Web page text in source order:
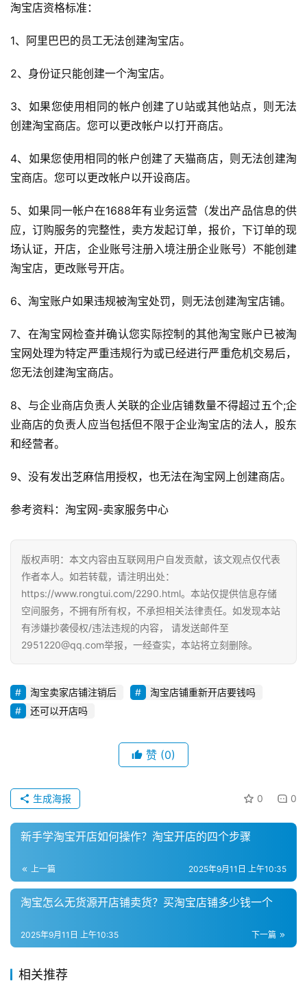
淘宝店资格标准：
1、阿里巴巴的员工无法创建淘宝店。
2、身份证只能创建一个淘宝店。
3、如果您使用相同的帐户创建了U站或其他站点，则无法
创建淘宝商店。您可以更改帐户以打开商店。
4、如果您使用相同的帐户创建了天猫商店，则无法创建淘
宝商店。您可以更改帐户以开设商店。
5、如果同一帐户在1688年有业务运营（发出产品信息的供
应，订购服务的完整性，卖方发起订单，报价，下订单的现
场认证，开店，企业账号注册入境注册企业账号）不能创建
淘宝店，更改账号开店。
6、淘宝账户如果违规被淘宝处罚，则无法创建淘宝店铺。
7、在淘宝网检查并确认您实际控制的其他淘宝账户已被淘
宝网处理为特定严重违规行为或已经进行严重危机交易后，
您无法创建淘宝商店。
8、与企业商店负责人关联的企业店铺数量不得超过五个;企
业商店的负责人应当包括但不限于企业淘宝店的法人，股东
和经营者。
9、没有发出芝麻信用授权，也无法在淘宝网上创建商店。
参考资料：淘宝网-卖家服务中心
版权声明：本文内容由互联网用户自发贡献，该文观点仅代表
作者本人。如若转载，请注明出处：
https://www.rongtui.com/2290.html。本站仅提供信息存储
空间服务，不拥有所有权，不承担相关法律责任。如发现本站
有涉嫌抄袭侵权/违法违规的内容， 请发送邮件至
2951220@qq.com举报，一经查实，本站将立刻删除。
淘宝卖家店铺注销后
淘宝店铺重新开店要钱吗
还可以开店吗
赞 (0)
0 0
生成海报
新手学淘宝开店如何操作？淘宝开店的四个步骤
上一篇 2025年9月11日 上午10:35
淘宝怎么无货源开店铺卖货？买淘宝店铺多少钱一个
下一篇
2025年9月11日 上午10:35
相关推荐